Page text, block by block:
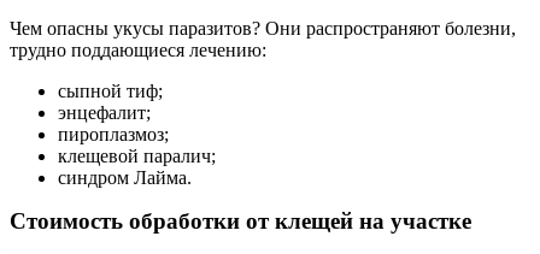
Чем опасны укусы паразитов? Они распространяют болезни,
трудно поддающиеся лечению:
сыпной тиф;
энцефалит;
пироплазмоз;
клещевой паралич;
синдром Лайма.
Стоимость обработки от клещей на участке